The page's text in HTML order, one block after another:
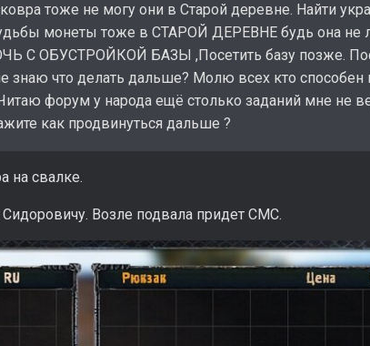
тоже не могу они в Старой деревне. Найти
монеты тоже в СТАРОЙ ДЕРЕВНЕ будь она
С ОБУСТРОЙКОЙ БАЗЫ ,Посетить базу позже.
знаю что делать дальше? Молю всех кто способен
форум у народа ещё столько заданий мне не
как продвинуться дальше ?
на свалке.
Возле подвала придет СМС.